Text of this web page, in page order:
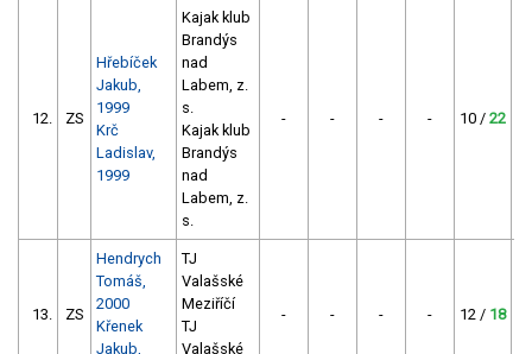
12. ZS
Hřebíček
Jakub,
1999
Krč
Ladislav,
1999
Kajak klub
Brandýs
nad
Labem, z.
s.
Kajak klub
Brandýs
nad
Labem, z.
s.
- - - - 10 / 22
13. ZS
Hendrych
Tomáš,
2000
Křenek
Jakub,
TJ
Valašské
Meziříčí
TJ
Valašské
- - - - 12 / 18